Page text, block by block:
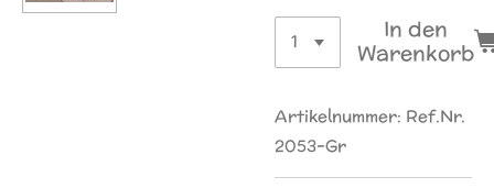
In den
Warenkorb
Artikelnummer: Ref.Nr.
2053-Gr